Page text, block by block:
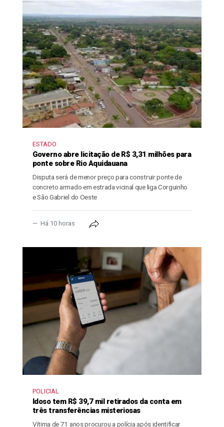
ESTADO
Governo abre licitação de R$ 3,31 milhões para
ponte sobre Rio Aquidauana
Disputa será de menor preço para construir ponte de
concreto armado em estrada vicinal que liga Corguinho
e São Gabriel do Oeste
Há 10 horas
POLICIAL
Idoso tem R$ 39,7 mil retirados da conta em
três transferências misteriosas
Vítima de 71 anos procurou a polícia após identificar